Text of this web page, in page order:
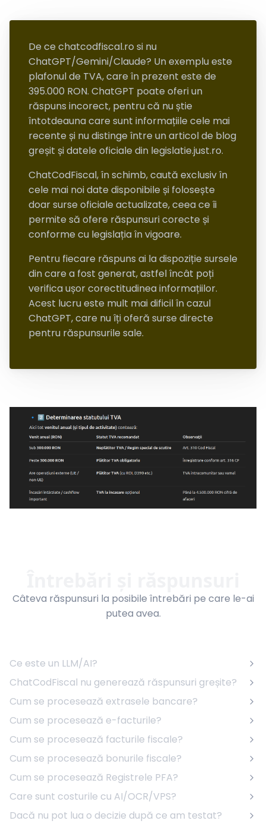
De ce chatcodfiscal.ro si nu
ChatGPT/Gemini/Claude? Un exemplu este
plafonul de TVA, care în prezent este de
395.000 RON. ChatGPT poate oferi un
răspuns incorect, pentru că nu știe
întotdeauna care sunt informațiile cele mai
recente și nu distinge între un articol de blog
greșit și datele oficiale din legislatie.just.ro.
ChatCodFiscal, în schimb, caută exclusiv în
cele mai noi date disponibile și folosește
doar surse oficiale actualizate, ceea ce îi
permite să ofere răspunsuri corecte și
conforme cu legislația în vigoare.
Pentru fiecare răspuns ai la dispoziție sursele
din care a fost generat, astfel încât poți
verifica ușor corectitudinea informațiilor.
Acest lucru este mult mai dificil în cazul
ChatGPT, care nu îți oferă surse directe
pentru răspunsurile sale.
Câteva răspunsuri la posibile întrebări pe care le-ai
putea avea.
Ce este un LLM/AI?
ChatCodFiscal nu generează răspunsuri greșite?
Cum se procesează extrasele bancare?
Cum se procesează e-facturile?
Cum se procesează facturile fiscale?
Cum se procesează bonurile fiscale?
Cum se procesează Registrele PFA?
Care sunt costurile cu AI/OCR/VPS?
Dacă nu pot lua o decizie după ce am testat?